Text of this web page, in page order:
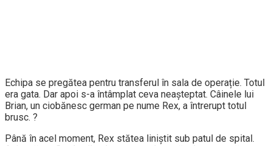
Echipa se pregătea pentru transferul în sala de operație. Totul
era gata. Dar apoi s-a întâmplat ceva neașteptat. Câinele lui
Brian, un ciobănesc german pe nume Rex, a întrerupt totul
brusc. ?
Până în acel moment, Rex stătea liniștit sub patul de spital.